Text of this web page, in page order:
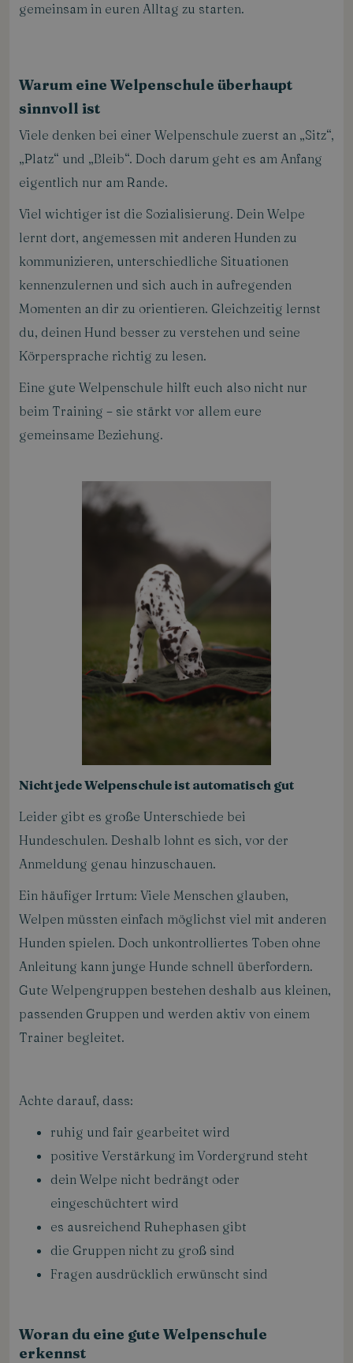
gemeinsam in euren Alltag zu starten.
Warum eine Welpenschule überhaupt
sinnvoll ist
Viele denken bei einer Welpenschule zuerst an „Sitz“,
„Platz“ und „Bleib“. Doch darum geht es am Anfang
eigentlich nur am Rande.
Viel wichtiger ist die Sozialisierung. Dein Welpe
lernt dort, angemessen mit anderen Hunden zu
kommunizieren, unterschiedliche Situationen
kennenzulernen und sich auch in aufregenden
Momenten an dir zu orientieren. Gleichzeitig lernst
du, deinen Hund besser zu verstehen und seine
Körpersprache richtig zu lesen.
Eine gute Welpenschule hilft euch also nicht nur
beim Training – sie stärkt vor allem eure
gemeinsame Beziehung.
Nicht jede Welpenschule ist automatisch gut
Leider gibt es große Unterschiede bei
Hundeschulen. Deshalb lohnt es sich, vor der
Anmeldung genau hinzuschauen.
Ein häufiger Irrtum: Viele Menschen glauben,
Welpen müssten einfach möglichst viel mit anderen
Hunden spielen. Doch unkontrolliertes Toben ohne
Anleitung kann junge Hunde schnell überfordern.
Gute Welpengruppen bestehen deshalb aus kleinen,
passenden Gruppen und werden aktiv von einem
Trainer begleitet.
Achte darauf, dass:
ruhig und fair gearbeitet wird
positive Verstärkung im Vordergrund steht
dein Welpe nicht bedrängt oder
eingeschüchtert wird
es ausreichend Ruhephasen gibt
die Gruppen nicht zu groß sind
Fragen ausdrücklich erwünscht sind
Woran du eine gute Welpenschule
erkennst